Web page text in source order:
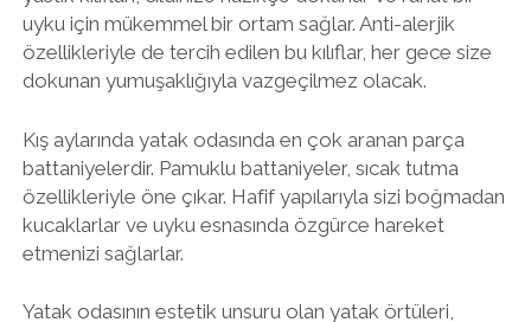
uyku için mükemmel bir ortam sağlar. Anti-alerjik
özellikleriyle de tercih edilen bu kılıflar, her gece size
dokunan yumuşaklığıyla vazgeçilmez olacak.
Kış aylarında yatak odasında en çok aranan parça
battaniyelerdir. Pamuklu battaniyeler, sıcak tutma
özellikleriyle öne çıkar. Hafif yapılarıyla sizi boğmadan
kucaklarlar ve uyku esnasında özgürce hareket
etmenizi sağlarlar.
Yatak odasının estetik unsuru olan yatak örtüleri,